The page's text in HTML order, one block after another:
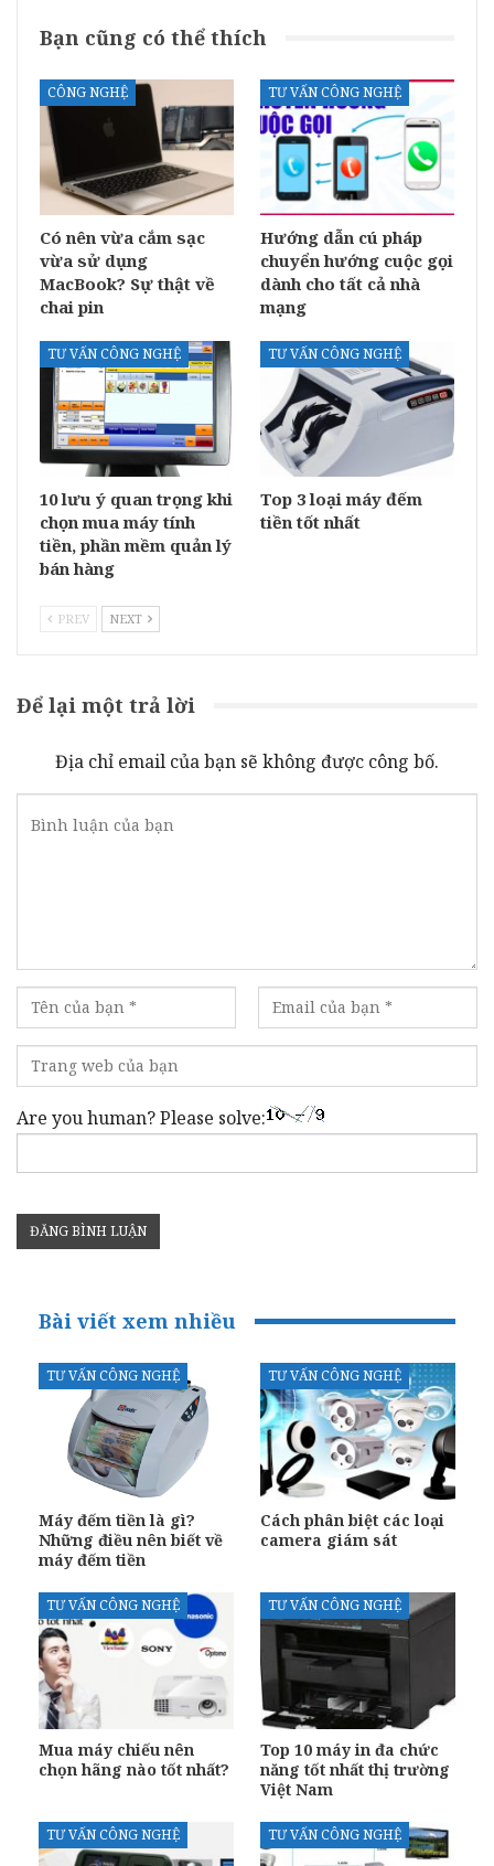
Bạn cũng có thể thích
CÔNG NGHỆ
Có nên vừa cắm sạc
vừa sử dụng
MacBook? Sự thật về
chai pin
TƯ VẤN CÔNG NGHỆ
Hướng dẫn cú pháp
chuyển hướng cuộc gọi
dành cho tất cả nhà
mạng
TƯ VẤN CÔNG NGHỆ
10 lưu ý quan trọng khi
chọn mua máy tính
tiền, phần mềm quản lý
bán hàng
TƯ VẤN CÔNG NGHỆ
Top 3 loại máy đếm
tiền tốt nhất
PREV NEXT
Để lại một trả lời
Địa chỉ email của bạn sẽ không được công bố.
Are you human? Please solve:
Bài viết xem nhiều
TƯ VẤN CÔNG NGHỆ
Máy đếm tiền là gì?
Những điều nên biết về
máy đếm tiền
TƯ VẤN CÔNG NGHỆ
Cách phân biệt các loại
camera giám sát
TƯ VẤN CÔNG NGHỆ
Mua máy chiếu nên
chọn hãng nào tốt nhất?
TƯ VẤN CÔNG NGHỆ
Top 10 máy in đa chức
năng tốt nhất thị trường
Việt Nam
TƯ VẤN CÔNG NGHỆ TƯ VẤN CÔNG NGHỆ